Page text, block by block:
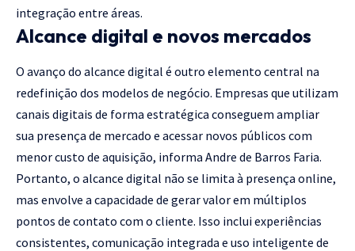
integração entre áreas.
Alcance digital e novos mercados
O avanço do alcance digital é outro elemento central na
redefinição dos modelos de negócio. Empresas que utilizam
canais digitais de forma estratégica conseguem ampliar
sua presença de mercado e acessar novos públicos com
menor custo de aquisição, informa Andre de Barros Faria.
Portanto, o alcance digital não se limita à presença online,
mas envolve a capacidade de gerar valor em múltiplos
pontos de contato com o cliente. Isso inclui experiências
consistentes, comunicação integrada e uso inteligente de